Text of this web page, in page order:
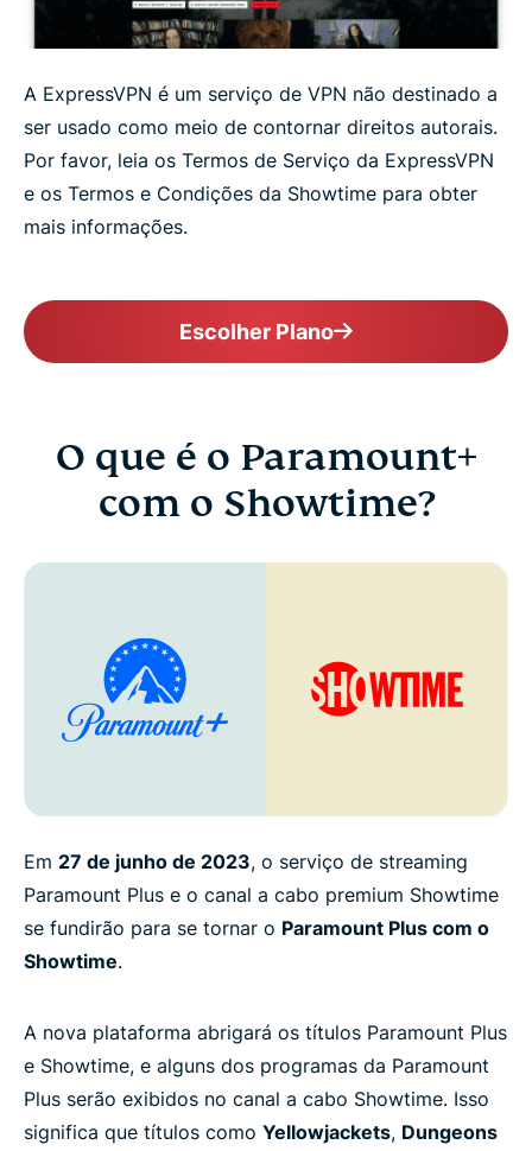
A ExpressVPN é um serviço de VPN não destinado a
ser usado como meio de contornar direitos autorais.
Por favor, leia os Termos de Serviço da ExpressVPN
e os Termos e Condições da Showtime para obter
mais informações.
Escolher Plano
O que é o Paramount+
com o Showtime?
Em 27 de junho de 2023, o serviço de streaming
Paramount Plus e o canal a cabo premium Showtime
se fundirão para se tornar o Paramount Plus com o
Showtime.
A nova plataforma abrigará os títulos Paramount Plus
e Showtime, e alguns dos programas da Paramount
Plus serão exibidos no canal a cabo Showtime. Isso
significa que títulos como Yellowjackets, Dungeons